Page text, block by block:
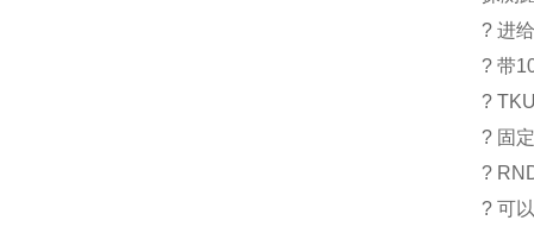
? 进
? 带
?
? 固
?
? 可